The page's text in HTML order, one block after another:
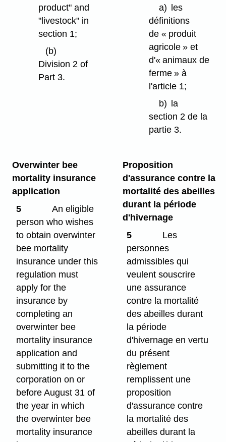
product" and
"livestock" in
section 1;
(b)
Division 2 of
Part 3.
a) les
définitions
de « produit
agricole » et
d'« animaux de
ferme » à
l'article 1;
b)
la
section 2 de la
partie 3.
Overwinter bee
mortality insurance
application
5
An eligible
person who wishes
to obtain overwinter
bee mortality
insurance under this
regulation must
apply for the
insurance by
completing an
overwinter bee
mortality insurance
application and
submitting it to the
corporation on or
before August 31 of
the year in which
the overwinter bee
mortality insurance
Proposition
d'assurance contre la
mortalité des abeilles
durant la période
d'hivernage
5
Les
personnes
admissibles qui
veulent souscrire
une assurance
contre la mortalité
des abeilles durant
la période
d'hivernage en vertu
du présent
règlement
remplissent une
proposition
d'assurance contre
la mortalité des
abeilles durant la